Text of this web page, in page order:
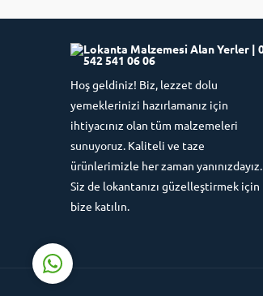
Hoş geldiniz! Biz, lezzet dolu
yemeklerinizi hazırlamanız için
ihtiyacınız olan tüm malzemeleri
sunuyoruz. Kaliteli ve taze
ürünlerimizle her zaman yanınızdayız.
Siz de lokantanızı güzelleştirmek için
bize katılın.
Süleyman Yıldız